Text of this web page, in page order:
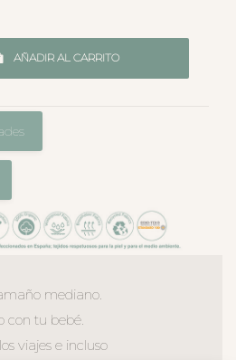
AÑADIR AL CARRITO
mediano.
con tu bebé.
viajes e incluso